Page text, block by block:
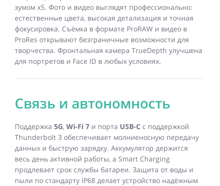
зумом x5. Фото и видео выглядят профессионально:
естественные цвета, высокая детализация и точная
фокусировка. Съёмка в формате ProRAW и видео в
ProRes открывают безграничные возможности для
творчества. Фронтальная камера TrueDepth улучшена
для портретов и Face ID в любых условиях.
Связь и автономность
Поддержка 5G, Wi-Fi 7 и порта USB-C с поддержкой
Thunderbolt 3 обеспечивает молниеносную передачу
данных и быструю зарядку. Аккумулятор держится
весь день активной работы, а Smart Charging
продлевает срок службы батареи. Защита от воды и
пыли по стандарту IP68 делает устройство надёжным